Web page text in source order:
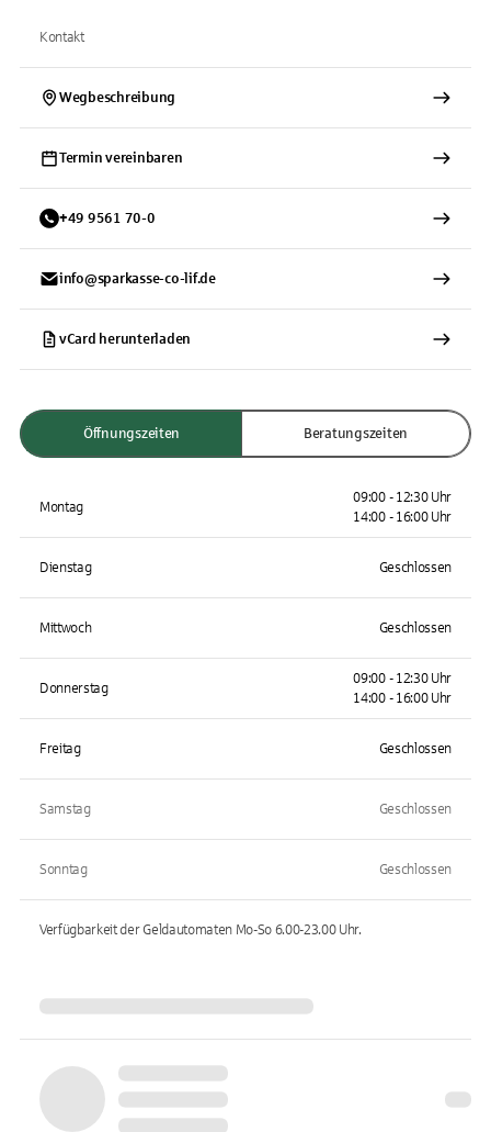
Kontakt
Wegbeschreibung
Termin vereinbaren
+49 9561 70-0
info@sparkasse-co-lif.de
vCard herunterladen
Öffnungszeiten Beratungszeiten
Montag
09:00 - 12:30 Uhr
14:00 - 16:00 Uhr
Dienstag Geschlossen
Mittwoch Geschlossen
Donnerstag
09:00 - 12:30 Uhr
14:00 - 16:00 Uhr
Freitag Geschlossen
Samstag Geschlossen
Sonntag Geschlossen
Verfügbarkeit der Geldautomaten Mo-So 6.00-23.00Uhr.